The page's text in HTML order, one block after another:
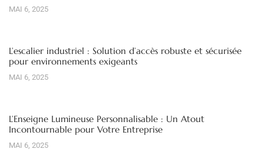
MAI 6, 2025
L’escalier industriel : Solution d’accès robuste et sécurisée
pour environnements exigeants
MAI 6, 2025
L’Enseigne Lumineuse Personnalisable : Un Atout
Incontournable pour Votre Entreprise
MAI 6, 2025